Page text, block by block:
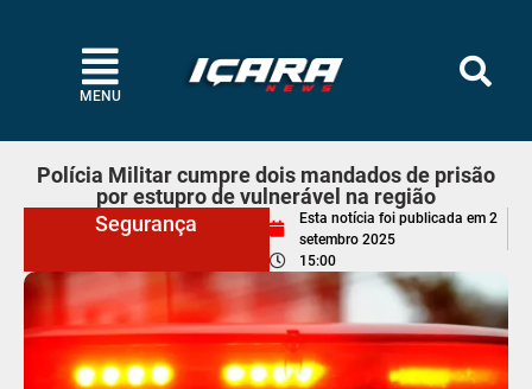
MENU
Polícia Militar cumpre dois mandados de prisão
por estupro de vulnerável na região
Segurança
Esta notícia foi publicada em 2
setembro 2025
15:00